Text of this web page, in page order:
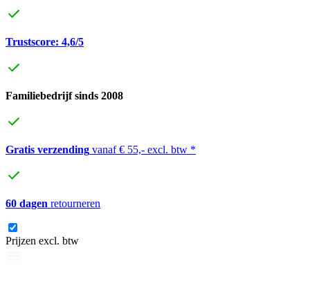
Trustscore: 4,6/5
Familiebedrijf sinds 2008
Gratis verzending vanaf € 55,- excl. btw *
60 dagen retourneren
Prijzen excl. btw